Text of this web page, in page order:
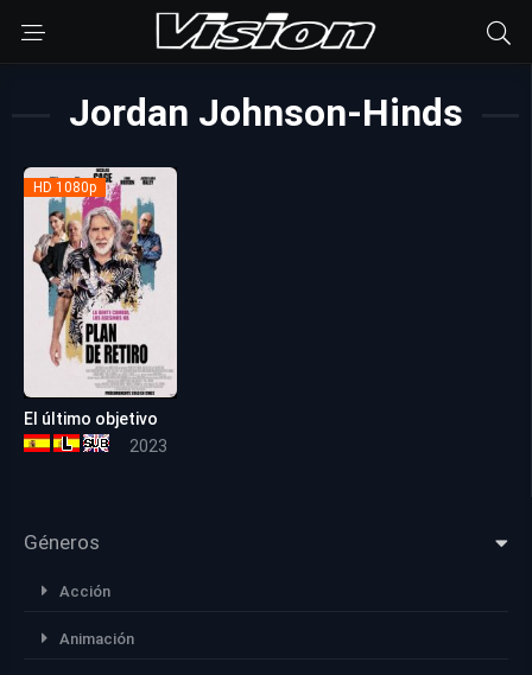
Jordan Johnson-Hinds
HD 1080p
El último objetivo
2023
Géneros
Acción
Animación